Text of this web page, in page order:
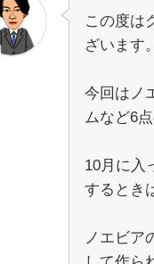
この度は
ざいます
今回はノ
ムなど6
10月に入
するとき
ノエビア